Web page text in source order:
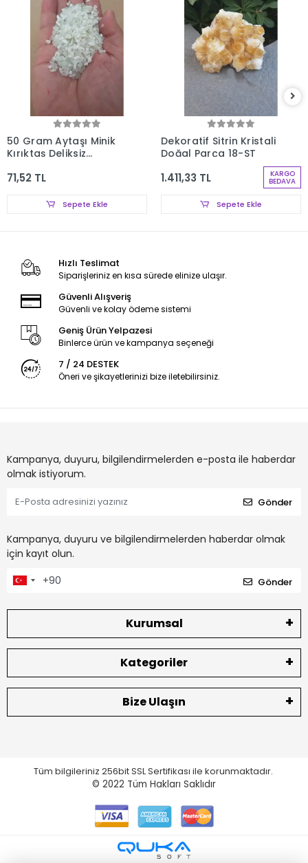
50 Gram Aytaşı Minik
Kırıktaş Deliksiz
71,52 TL
Sepete Ekle
Dekoratif Sitrin Kristali
Doğal Parça 18-ST
1.411,33 TL KARGO
BEDAVA
Sepete Ekle
Hızlı Teslimat
Siparişleriniz en kısa sürede elinize ulaşır.
Güvenli Alışveriş
Güvenli ve kolay ödeme sistemi
Geniş Ürün Yelpazesi
Binlerce ürün ve kampanya seçeneği
7 / 24 DESTEK
Öneri ve şikayetlerinizi bize iletebilirsiniz.
Kampanya, duyuru, bilgilendirmelerden e-posta ile haberdar
olmak istiyorum.
Gönder
Kampanya, duyuru ve bilgilendirmelerden haberdar olmak
için kayıt olun.
Gönder
Kurumsal
Kategoriler
Bize Ulaşın
Tüm bilgileriniz 256bit SSL Sertifikası ile korunmaktadır.
© 2022 Tüm Hakları Saklıdır